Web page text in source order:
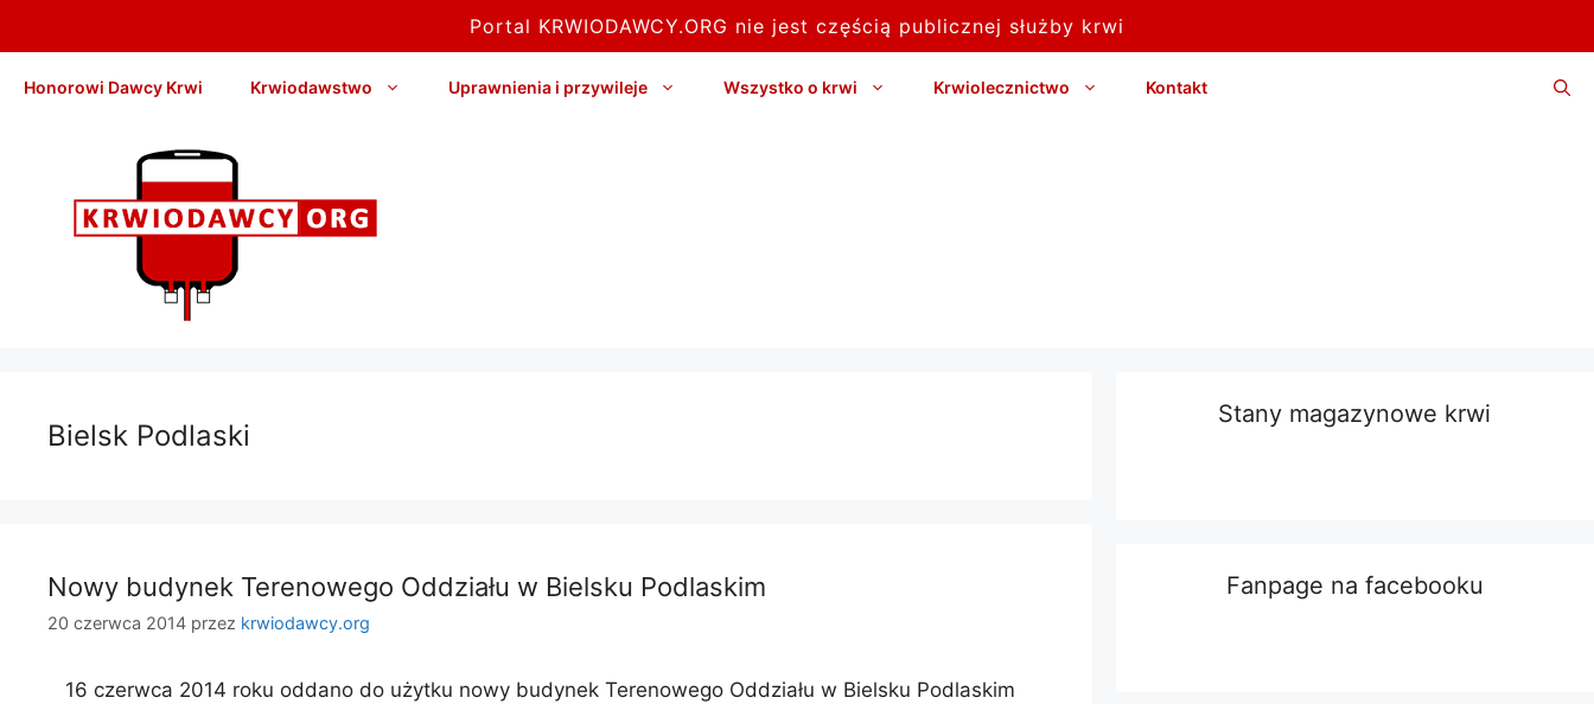
Portal KRWIODAWCY.ORG nie jest częścią publicznej służby krwi
Honorowi Dawcy Krwi Krwiodawstwo Uprawnienia i przywileje Wszystko o krwi Krwiolecznictwo Kontakt
Bielsk Podlaski
Nowy budynek Terenowego Oddziału w Bielsku Podlaskim
20 czerwca 2014 przez krwiodawcy.org
16 czerwca 2014 roku oddano do użytku nowy budynek Terenowego Oddziału w Bielsku Podlaskim
Stany magazynowe krwi
Fanpage na facebooku